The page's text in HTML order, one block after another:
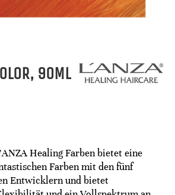
90ML
Healing Farben bietet eine
Farben mit den fünf
Entwicklern und bietet